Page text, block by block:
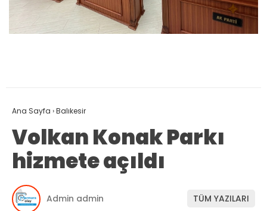
Ana Sayfa ›Balıkesir
Volkan Konak Parkı
hizmete açıldı
Admin admin TÜM YAZILARI